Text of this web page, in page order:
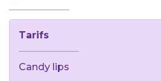
Tarifs
Candy lips